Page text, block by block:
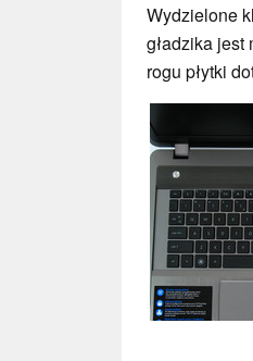
Wydzielone
gładzika
rogu płytki